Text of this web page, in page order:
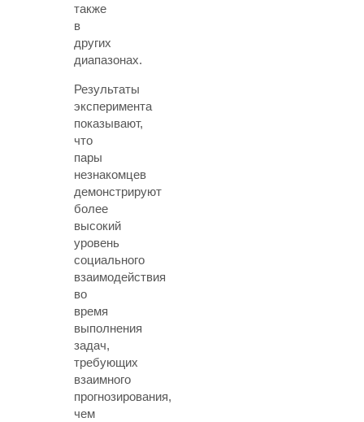
также
в
других
диапазонах.
Результаты
эксперимента
показывают,
что
пары
незнакомцев
демонстрируют
более
высокий
уровень
социального
взаимодействия
во
время
выполнения
задач,
требующих
взаимного
прогнозирования,
чем